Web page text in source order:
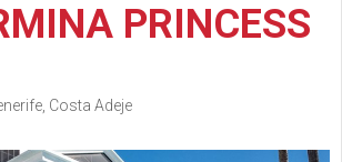
PRINCESS
Costa Adeje